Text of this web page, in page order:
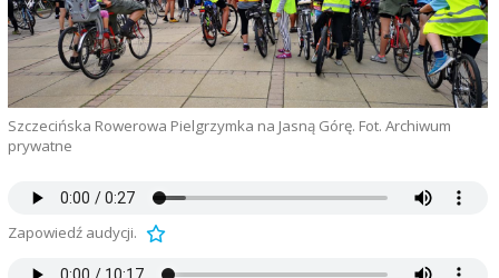
Szczecińska Rowerowa Pielgrzymka na Jasną Górę. Fot. Archiwum
prywatne
Zapowiedź audycji.